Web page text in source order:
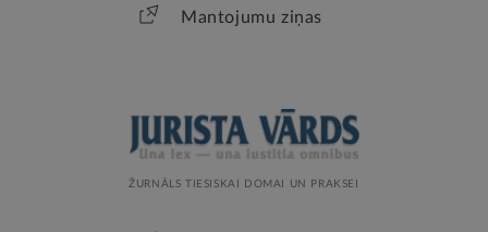
Mantojumu ziņas
ŽURNĀLS TIESISKAI DOMAI UN PRAKSEI